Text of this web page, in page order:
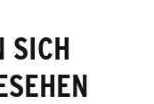
SICH